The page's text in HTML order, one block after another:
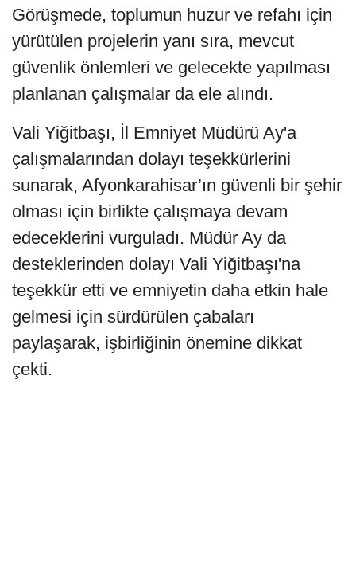
Görüşmede, toplumun huzur ve refahı için
yürütülen projelerin yanı sıra, mevcut
güvenlik önlemleri ve gelecekte yapılması
planlanan çalışmalar da ele alındı.
Vali Yiğitbaşı, İl Emniyet Müdürü Ay'a
çalışmalarından dolayı teşekkürlerini
sunarak, Afyonkarahisar’ın güvenli bir şehir
olması için birlikte çalışmaya devam
edeceklerini vurguladı. Müdür Ay da
desteklerinden dolayı Vali Yiğitbaşı'na
teşekkür etti ve emniyetin daha etkin hale
gelmesi için sürdürülen çabaları
paylaşarak, işbirliğinin önemine dikkat
çekti.